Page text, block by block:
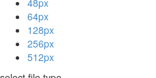
48px
64px
128px
256px
512px